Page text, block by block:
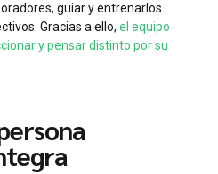
guiar y entrenarlos
Gracias a ello, el equipo
y pensar distinto por su